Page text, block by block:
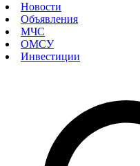
Новости
Объявления
МЧС
ОМСУ
Инвестиции